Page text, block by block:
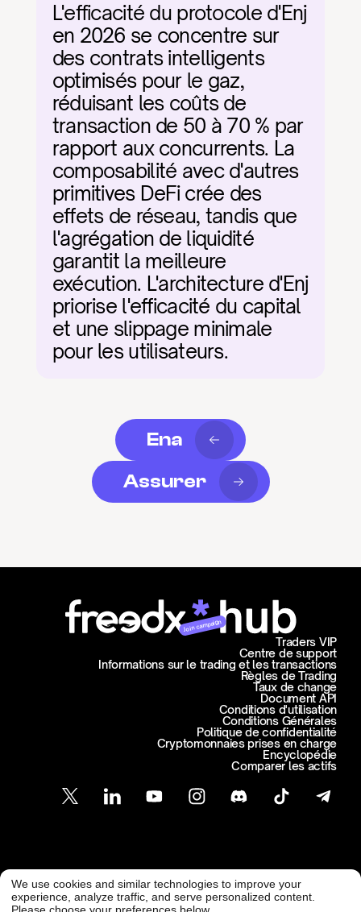
L'efficacité du protocole d'Enj
en 2026 se concentre sur
des contrats intelligents
optimisés pour le gaz,
réduisant les coûts de
transaction de 50 à 70 % par
rapport aux concurrents. La
composabilité avec d'autres
primitives DeFi crée des
effets de réseau, tandis que
l'agrégation de liquidité
garantit la meilleure
exécution. L'architecture d'Enj
priorise l'efficacité du capital
et une slippage minimale
pour les utilisateurs.
Ena
Assurer
Join campaign
Centre de support
Informations sur le trading et les transactions
Traders VIP
Règles de Trading
Taux de change
Document API
Conditions d'utilisation
Conditions Générales
Politique de confidentialité
Cryptomonnaies prises en charge
Encyclopédie
Comparer les actifs
Support Client
support@freedx.com @ Freedx 2026
We use cookies and similar technologies to improve your
experience, analyze traffic, and serve personalized content.